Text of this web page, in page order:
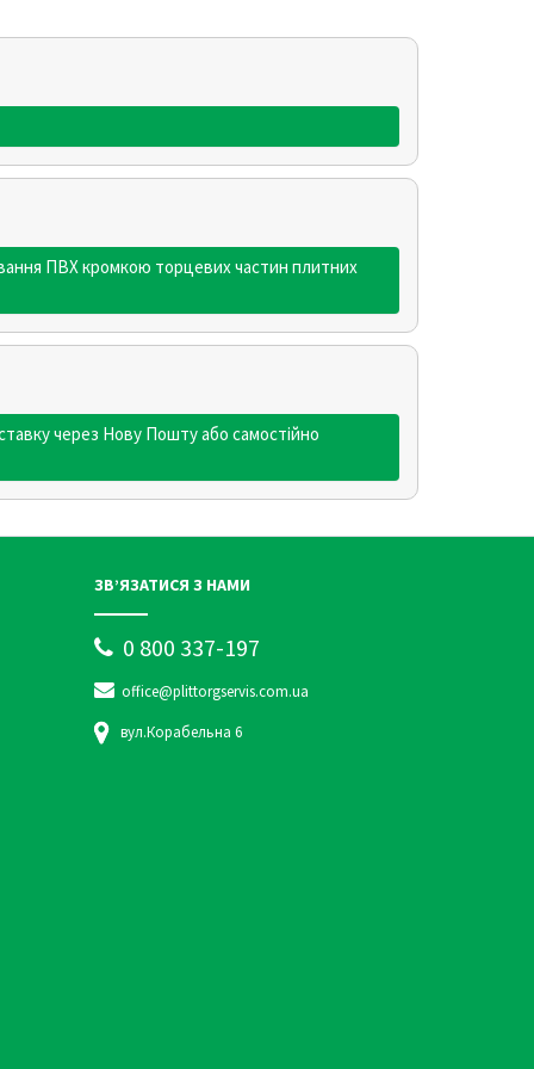
ПВХ кромкою торцевих частин плитних
через Нову Пошту або самостійно
ЗВ’ЯЗАТИСЯ З НАМИ
0 800 337-197
office@plittorgservis.com.ua
вул.Корабельна 6